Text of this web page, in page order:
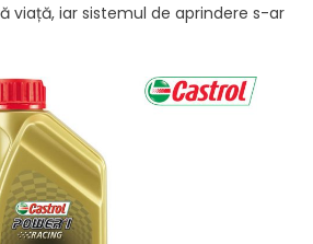
viață, iar sistemul de aprindere s-ar